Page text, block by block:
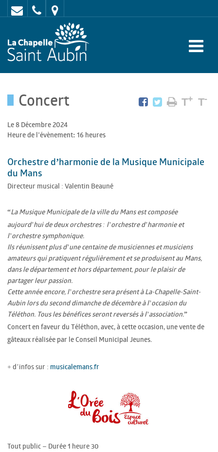
Contact
02
47
62
:
rue
de
-
650
CHAPELLE
Concert T+ T-
Le 8 Décembre 2024
Heure de l'évènement: 16 heures
Orchestre d’harmonie de la Musique Municipale
du Mans
Directeur musical : Valentin Beauné
“La Musique Municipale de la ville du Mans est composée
aujourd’hui de deux orchestres : l’orchestre d’harmonie et
l’orchestre symphonique.
Ils réunissent plus d’une centaine de musiciennes et musiciens
amateurs qui pratiquent régulièrement et se produisent au Mans,
dans le département et hors département, pour le plaisir de
partager leur passion.
Cette année encore, l’orchestre sera présent à La-Chapelle-Saint-
Aubin lors du second dimanche de décembre à l’occasion du
Téléthon. Tous les bénéfices seront reversés à l’association.”
Concert en faveur du Téléthon, avec, à cette occasion, une vente de
gâteaux réalisée par le Conseil Municipal Jeunes.
+ d’infos sur : musicalemans.fr
Tout public – Durée 1 heure 30